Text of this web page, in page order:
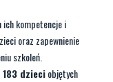
ich kompetencje i
oraz zapewnienie
szkoleń.
dzieciobjętych